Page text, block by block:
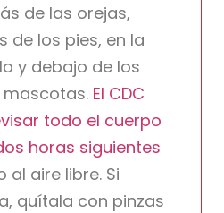
de las orejas,
de los pies, en la
y debajo de los
El CDC
todo el cuerpo
horas siguientes
al aire libre. Si
quítala con pinzas